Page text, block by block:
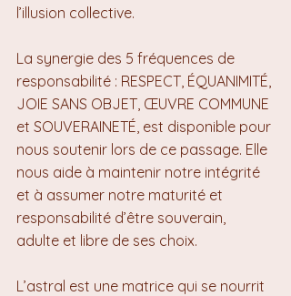
l’illusion collective.
La synergie des 5 fréquences de
responsabilité : RESPECT, ÉQUANIMITÉ,
JOIE SANS OBJET, ŒUVRE COMMUNE
et SOUVERAINETÉ, est disponible pour
nous soutenir lors de ce passage. Elle
nous aide à maintenir notre intégrité
et à assumer notre maturité et
responsabilité d’être souverain,
adulte et libre de ses choix.
L’astral est une matrice qui se nourrit